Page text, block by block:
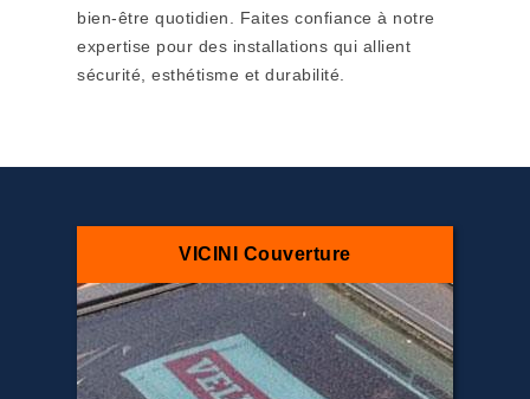
bien-être quotidien. Faites confiance à notre
expertise pour des installations qui allient
sécurité, esthétisme et durabilité.
VICINI Couverture